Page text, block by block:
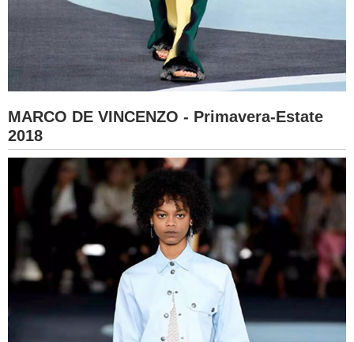
MARCO DE VINCENZO - Primavera-Estate
2018